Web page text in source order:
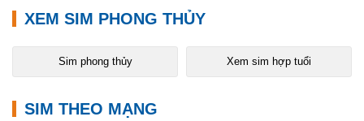
XEM SIM PHONG THỦY
Sim phong thủy Xem sim hợp tuổi
SIM THEO MẠNG